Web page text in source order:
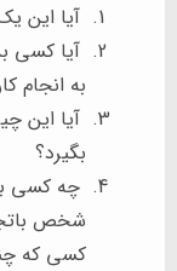
آیا این
آیا کسی
به انجام
آیا این
بگیرد؟
چه کسی
شخص
کسی که